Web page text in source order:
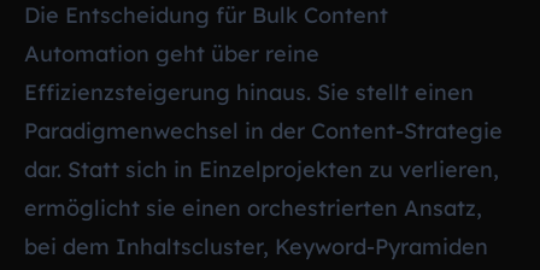
Die Entscheidung für Bulk Content
Automation geht über reine
Effizienzsteigerung hinaus. Sie stellt einen
Paradigmenwechsel in der Content-Strategie
dar. Statt sich in Einzelprojekten zu verlieren,
ermöglicht sie einen orchestrierten Ansatz,
bei dem Inhaltscluster, Keyword-Pyramiden